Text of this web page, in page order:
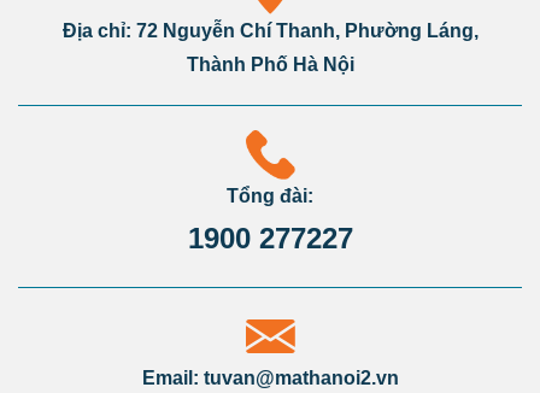
Địa chỉ: 72 Nguyễn Chí Thanh, Phường Láng,
Thành Phố Hà Nội
Tổng đài:
1900 277227
Email: tuvan@mathanoi2.vn